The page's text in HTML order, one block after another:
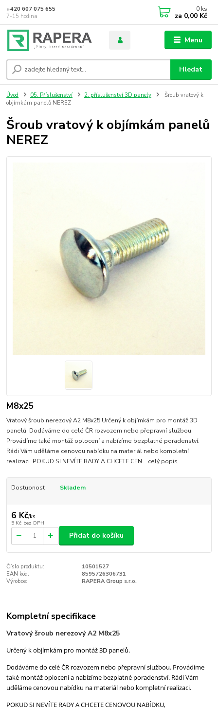
Menu
Hledat
+420 607 075 655
7-15 hodina
0 ks
za 0,00 Kč
Úvod 05. Příslušenství 2. příslušenství 3D panely
Šroub vratový k
objímkám panelů NEREZ
Šroub vratový k objímkám panelů
NEREZ
M8x25
Vratový šroub nerezový A2 M8x25 Určený k objímkám pro montáž 3D
panelů. Dodáváme do celé ČR rozvozem nebo přepravní službou.
Provádíme také montáž oplocení a nabízíme bezplatné poradenství.
Rádi Vám uděláme cenovou nabídku na materiál nebo kompletní
realizaci. POKUD SI NEVÍTE RADY A CHCETE CEN... celý popis
Dostupnost Skladem
6 Kč/ks
5 Kč bez DPH
Přidat do košíku
Číslo produktu:
10501527
EAN kód:
8595726306731
Výrobce:
RAPERA Group s.r.o.
Kompletní specifikace
Vratový šroub nerezový A2 M8x25
Určený k objímkám pro montáž 3D panelů.
Dodáváme do celé ČR rozvozem nebo přepravní službou. Provádíme
také montáž oplocení a nabízíme bezplatné poradenství. Rádi Vám
uděláme cenovou nabídku na materiál nebo kompletní realizaci.
POKUD SI NEVÍTE RADY A CHCETE CENOVOU NABÍDKU,